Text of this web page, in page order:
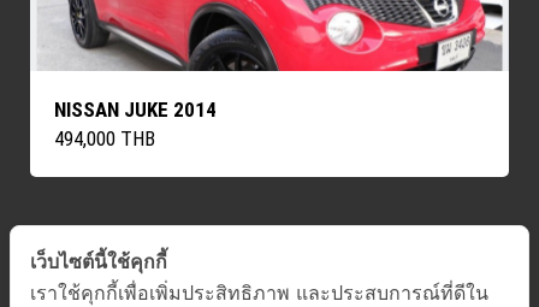
NISSAN JUKE 2014
494,000 THB
เว็บไซต์นี้ใช้คุกกี้
เราใช้คุกกี้เพื่อเพิ่มประสิทธิภาพ และประสบการณ์ที่ดีใน